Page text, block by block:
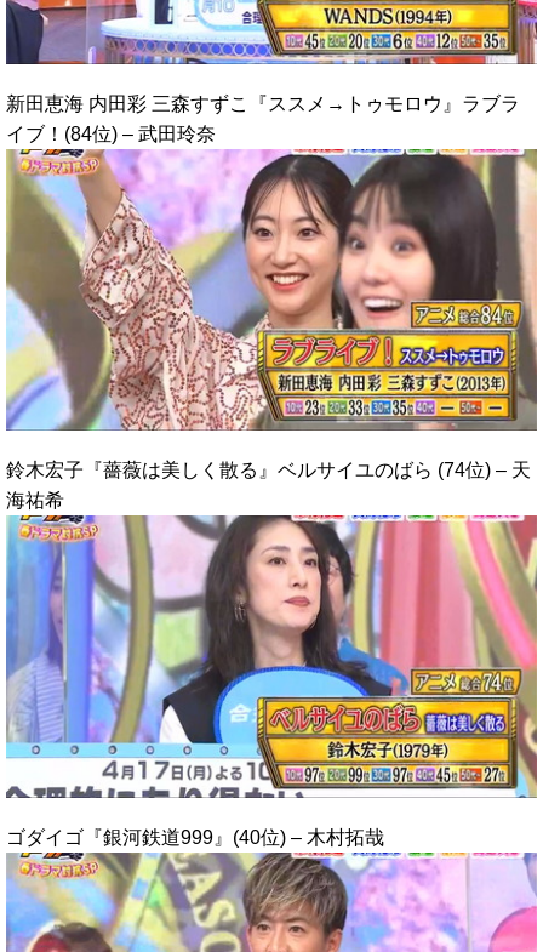
新田恵海 内田彩 三森すずこ『ススメ→トゥモロウ』ラブラ
イブ！(84位) – 武田玲奈
鈴木宏子『薔薇は美しく散る』ベルサイユのばら (74位) – 天
海祐希
ゴダイゴ『銀河鉄道999』(40位) – 木村拓哉